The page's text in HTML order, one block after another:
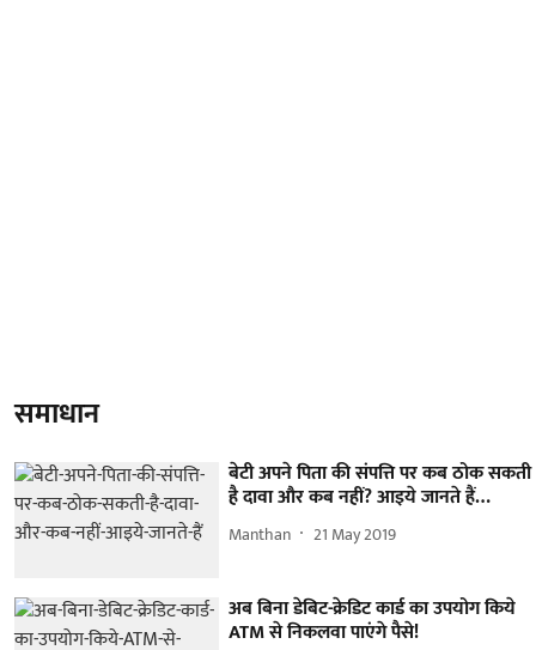
समाधान
बेटी अपने पिता की संपत्ति पर कब ठोक सकती
है दावा और कब नहीं? आइये जानते हैं…
Manthan 21 May 2019
अब बिना डेबिट-क्रेडिट कार्ड का उपयोग किये
ATM से निकलवा पाएंगे पैसे!